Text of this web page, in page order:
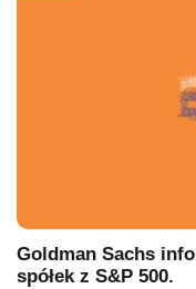
Goldman Sachs
spółek z S&P 500.